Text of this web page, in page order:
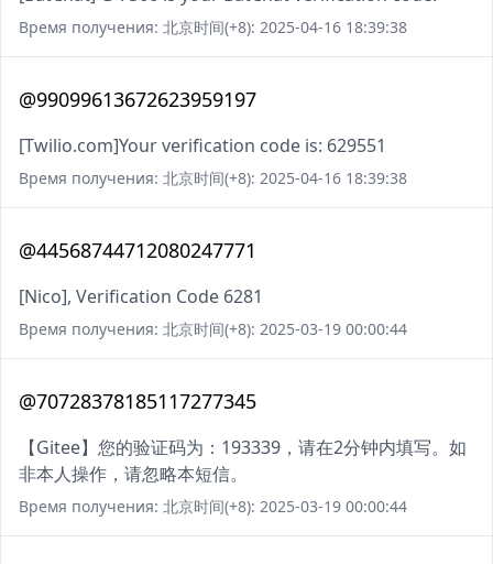
Время получения: 北京时间(+8): 2025-04-16 18:39:38
@99099613672623959197
[Twilio.com]Your verification code is: 629551
Время получения: 北京时间(+8): 2025-04-16 18:39:38
@44568744712080247771
[Nico], Verification Code 6281
Время получения: 北京时间(+8): 2025-03-19 00:00:44
@70728378185117277345
【Gitee】您的验证码为：193339，请在2分钟内填写。如
非本人操作，请忽略本短信。
Время получения: 北京时间(+8): 2025-03-19 00:00:44